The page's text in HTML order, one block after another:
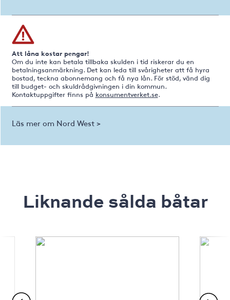
Att låna kostar pengar!
Om du inte kan betala tillbaka skulden i tid riskerar du en
betalningsanmärkning. Det kan leda till svårigheter att få hyra
bostad, teckna abonnemang och få nya lån. För stöd, vänd dig
till budget- och skuldrådgivningen i din kommun.
Kontaktuppgifter finns på konsumentverket.se.
Läs mer om Nord West >
Liknande sålda båtar